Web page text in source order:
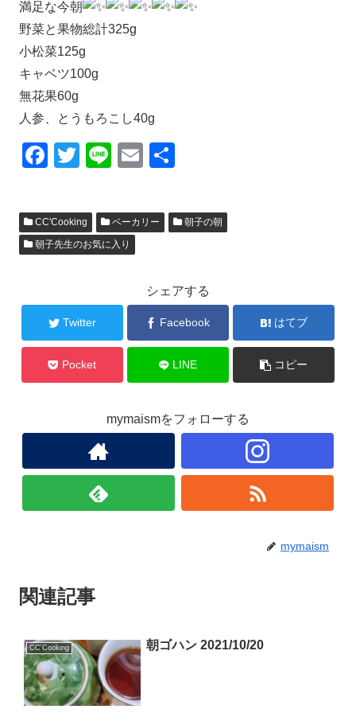
満足な今朝
野菜と果物総計325g
小松菜125g
キャベツ100g
無花果60g
人参、とうもろこし40g
F
c
e
b
o
k
T
tt
er
Li
e
E
ail
CC'Cooking ベーカリー
朝子の朝
朝子先生のお気に入り
シェアする
Twitter Facebook はてブ
Pocket LINE コピー
mymaismをフォローする
mymaism
関連記事
CC'Cooking 朝ゴハン 2021/10/20